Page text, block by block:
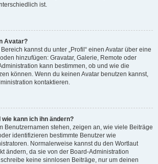
ist.
Avatar?
kannst du unter „Profil“ einen Avatar über eine
hinzufügen: Gravatar, Galerie, Remote oder
kann bestimmen, ob und wie die
können. Wenn du keinen Avatar benutzen kannst,
kontaktieren.
kann ich ihn ändern?
Benutzernamen stehen, zeigen an, wie viele Beiträge
identifizieren bestimmte Benutzer wie
Normalerweise kannst du den Wortlaut
ändern, da sie von der Board-Administration
keine sinnlosen Beiträge, nur um deinen